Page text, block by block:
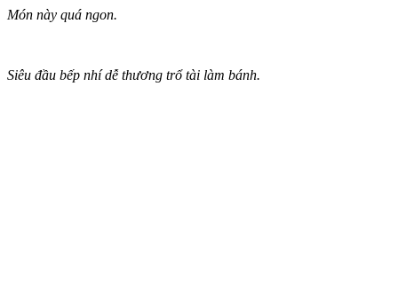
Món này quá ngon.
Siêu đầu bếp nhí dễ thương trổ tài làm bánh.